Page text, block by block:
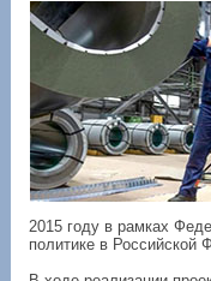
2015 году в рамках
политике в Российской